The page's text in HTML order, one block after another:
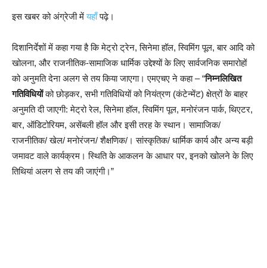
इस खबर को अंग्रेजी मेंयहाँपढ़े।
दिशानिर्देशों में कहा गया है कि मेट्रो ट्रेन, सिनेमा हॉल, स्विमिंग पूल, बार आदि को
खोलना, और राजनीतिक-सामाजिक धार्मिक उद्देश्यों के लिए सार्वजनिक समारोहों
को अनुमति देना अलग से तय किया जाएगा। एमएचए ने कहा – “निम्नलिखित
गतिविधियोंको छोड़कर, सभी गतिविधियों को नियंत्रण (कंटेन्मेंट) क्षेत्रों के बाहर
अनुमति दी जाएगी: मेट्रो रेल, सिनेमा हॉल, स्विमिंग पूल, मनोरंजन पार्क, थिएटर,
बार, ऑडिटोरियम, असेंबली हॉल और इसी तरह के स्थान। सामाजिक/
राजनीतिक/ खेल/ मनोरंजन/ शैक्षणिक/। सांस्कृतिक/ धार्मिक कार्य और अन्य बड़ी
जमावट वाले कार्यक्रम। स्थिति के आकलन के आधार पर, इनको खोलने के लिए
तिथियां अलग से तय की जाएंगी।”